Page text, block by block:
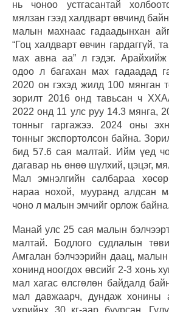
нь чоноо устгасантай
мялзан гээд халдварт өвчинд
малын махнаас гадаадынхан
“Гоц халдварт өвчин гардаггүй,
мах авна аа” л гэдэг.
одоо л багахан мах гадаадад
2020 он гэхэд жилд 100 мянган
зорилт 2016 онд тавьсан ч
2022 онд 11 улс руу 14.3 мянга,
тонныг гаргажээ. 2024 оны
тонныг экспортолсон байна.
бид 57.6 сая малтай. Ийм үед
дагавар нь өнөө шүлхий, цэцэг,
Мал эмнэлгийн салбараа
нараа нохой, мууранд алдсан
чоно л малын эмчийг орлож байна.
Манай улс 25 сая малын
малтай. Бодлого судлалын
Амгалан бэлчээрийн даац, малын
хонинд ноогдох өвсийг 2-3 хонь
мал хагас өлсгөлөн байдалд
мал давжаарч, дундаж хонины
үхрийнх 30 кг-аар буурсан.